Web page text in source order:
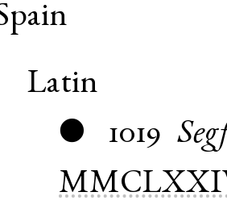
Latin
● 1019